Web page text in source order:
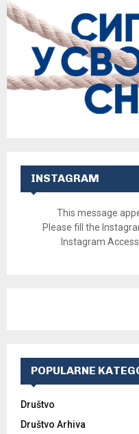
INSTAGRAM
This message
Please fill the
Instagram
POPULARNE
Društvo
Društvo Arhiva